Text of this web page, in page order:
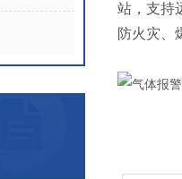
站，支持
防火灾、